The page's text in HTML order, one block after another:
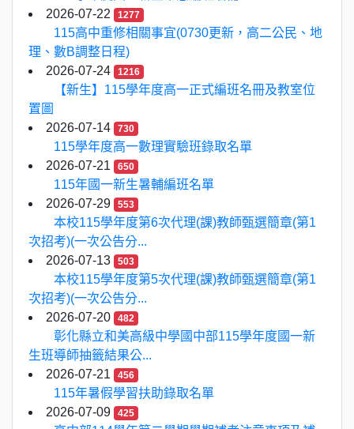
2026-07-22
1277
115高中重修相關事宜(0730更新，高二公民、地
理、數B調整日程)
2026-07-24
1216
【新生】115學年度高一正式編班名冊及教室位
置圖
2026-07-14
730
115學年度高一數理實驗班錄取名單
2026-07-21
650
115年國一新生暑輔編班名單
2026-07-29
553
本校115學年度第6次代理(課)教師甄選簡章(第1
次招考)(一次公告分...
2026-07-13
503
本校115學年度第5次代理(課)教師甄選簡章(第1
次招考)(一次公告分...
2026-07-20
482
彰化縣立和美高級中學國中部115學年度國一新
生班導師抽籤結果公...
2026-07-21
456
115年暑假學習扶助錄取名單
2026-07-09
425